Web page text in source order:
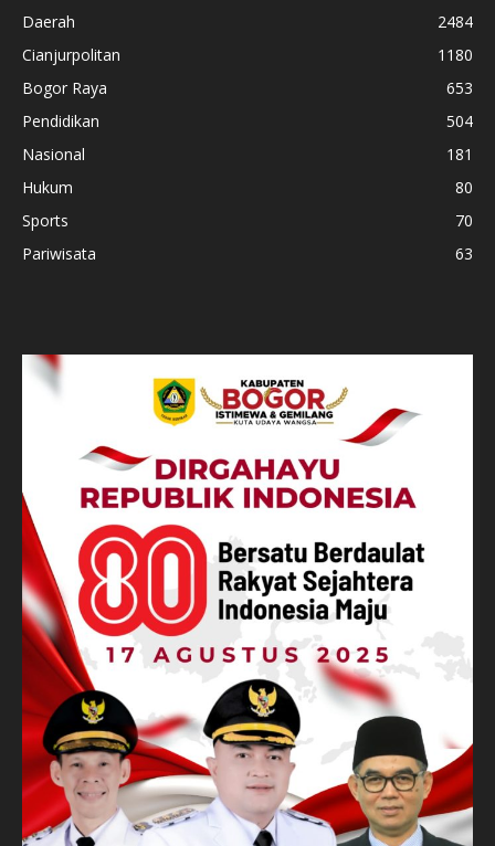
Daerah
2484
Cianjurpolitan
1180
Bogor Raya
653
Pendidikan
504
Nasional
181
Hukum
80
Sports
70
Pariwisata
63